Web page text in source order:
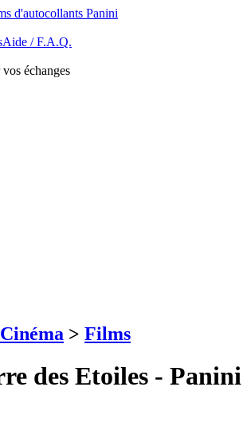
Aide / F.A.Q.
échanges
Cinéma > Films
des Etoiles - Panini